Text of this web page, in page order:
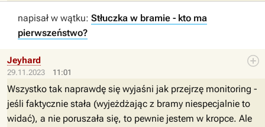
napisał w wątku: Stłuczka w bramie - kto ma
pierwszeństwo?
29.11.2023 11:01
Jeyhard
Wszystko tak naprawdę się wyjaśni jak przejrzę monitoring -
jeśli faktycznie stała (wyjeżdżając z bramy niespecjalnie to
widać), a nie poruszała się, to pewnie jestem w kropce. Ale